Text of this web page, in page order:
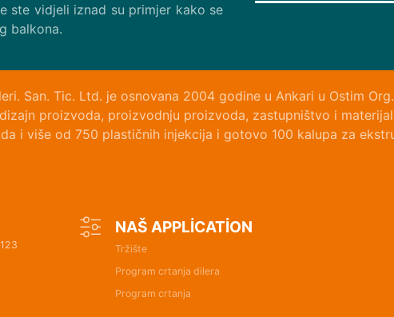
ste vidjeli iznad su primjer kako se
balkona.
San. Tic. Ltd. je osnovana 2004 godine u Ankari u Ostim
proizvoda, proizvodnju proizvoda, zastupništvo i
i više od 750 plastičnih injekcija i gotovo 100 kalupa za
NAŠ APPLİCATİON
Tržište
Program crtanja dilera
Program crtanja